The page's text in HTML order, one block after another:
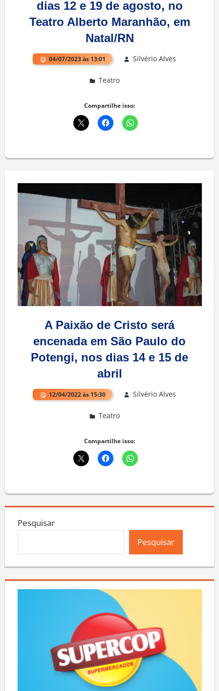
dias 12 e 19 de agosto, no
Teatro Alberto Maranhão, em
Natal/RN
04/07/2023 às 13:01 Silvério Alves
Teatro
Compartilhe isso:
A Paixão de Cristo será
encenada em São Paulo do
Potengi, nos dias 14 e 15 de
abril
12/04/2022 às 15:30 Silvério Alves
Teatro
Compartilhe isso:
Pesquisar
Pesquisar